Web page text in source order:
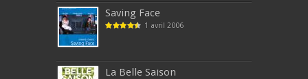
Saving Face
1 avril 2006
La Belle Saison